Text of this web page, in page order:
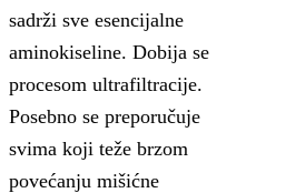
sadrži sve esencijalne
aminokiseline. Dobija se
procesom ultrafiltracije.
Posebno se preporučuje
svima koji teže brzom
povećanju mišićne